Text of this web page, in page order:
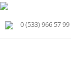
0 (533) 966 57 99